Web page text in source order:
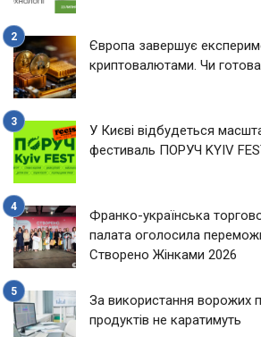
Європа завершує
криптовалютами. Чи готова
У Києві відбудеться
фестиваль ПОРУЧ KYIV
Франко-українська
палата оголосила
Створено Жінками 2026
За використання ворожих
продуктів не каратимуть